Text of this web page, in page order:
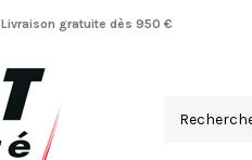
Livraison gratuite dès 950 €